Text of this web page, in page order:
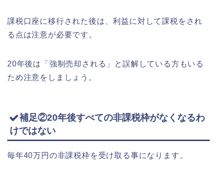
課税口座に移行された後は、利益に対して課税をされ
る点は注意が必要です。
20年後は「強制売却される」と誤解している方もいる
ため注意をしましょう。
補足②20年後すべての非課税枠がなくなるわ
けではない
毎年40万円の非課税枠を受け取る事になります。